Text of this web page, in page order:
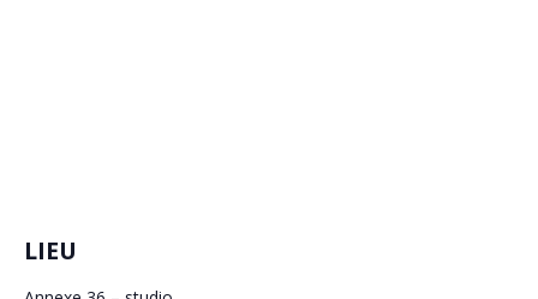
LIEU